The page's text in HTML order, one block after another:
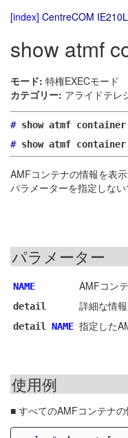
[index] CentreCOM
show atmf
モード: 特権EXECモード
カテゴリー: アライドテレ
# show atmf container
# show atmf
AMFコンテナの情報を表示
パラメーターを指定しな
パラメーター
NAME AMFコン
detail 詳細な情
detail NAME 指定した
使用例
■ すべてのAMFコンテナの